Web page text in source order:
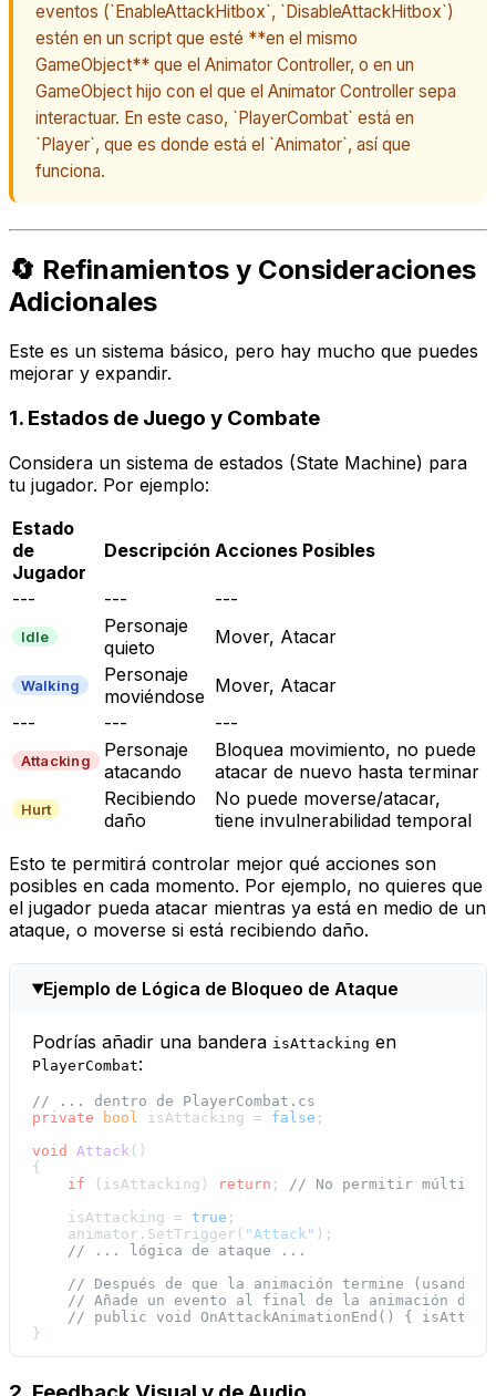
eventos (`EnableAttackHitbox`, `DisableAttackHitbox`)
estén en un script que esté **en el mismo
GameObject** que el Animator Controller, o en un
GameObject hijo con el que el Animator Controller sepa
interactuar. En este caso, `PlayerCombat` está en
`Player`, que es donde está el `Animator`, así que
funciona.
🔄 Refinamientos y Consideraciones
Adicionales
Este es un sistema básico, pero hay mucho que puedes
mejorar y expandir.
1. Estados de Juego y Combate
Considera un sistema de estados (State Machine) para
tu jugador. Por ejemplo:
Estado
de
Jugador
Descripción Acciones Posibles
--- --- ---
Idle
Personaje
quieto
Mover, Atacar
Walking
Personaje
moviéndose Mover, Atacar
---
--- ---
Attacking
Personaje
atacando
Bloquea movimiento, no puede
atacar de nuevo hasta terminar
Hurt
Recibiendo
daño
No puede moverse/atacar,
tiene invulnerabilidad temporal
Esto te permitirá controlar mejor qué acciones son
posibles en cada momento. Por ejemplo, no quieres que
el jugador pueda atacar mientras ya está en medio de un
ataque, o moverse si está recibiendo daño.
Ejemplo de Lógica de Bloqueo de Ataque
Podrías añadir una bandera isAttacking en
PlayerCombat:
// ... dentro de PlayerCombat.cs
private
bool isAttacking = false ;
void
Attack ()
{
if (isAttacking) return ;
// No permitir
    isAttacking =
true ;
    animator.SetTrigger(
"Attack" );
// ... lógica de ataque ...
// Después de que la animación termine (usando
// Añade un evento al final de la animación de
// public void OnAttackAnimationEnd() {